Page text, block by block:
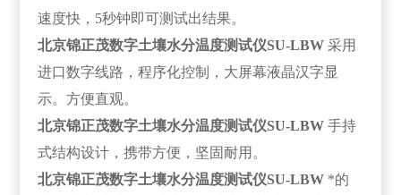
速度快，5秒钟即可测试出结果。
北京锦正茂数字土壤水分温度测试仪SU-LBW采用
进口数字线路，程序化控制，大屏幕液晶汉字显
示。方便直观。
北京锦正茂数字土壤水分温度测试仪SU-LBW手持
式结构设计，携带方便，坚固耐用。
北京锦正茂数字土壤水分温度测试仪SU-LBW *的